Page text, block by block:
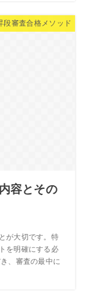
段審査合格メソッド
容とその
が大切です。特
を明確にする必
、審査の最中に